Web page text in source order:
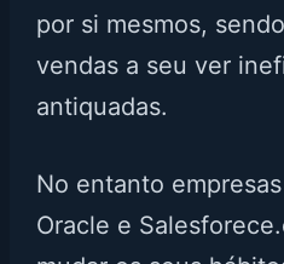
por si mesmos,
vendas a seu ver
antiquadas.
No entanto
Oracle e